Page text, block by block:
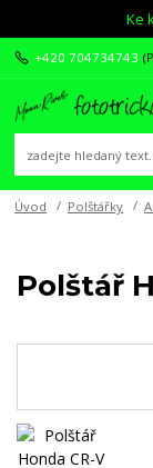
Ke
+420 704734743
Úvod Polštářky
Polštář